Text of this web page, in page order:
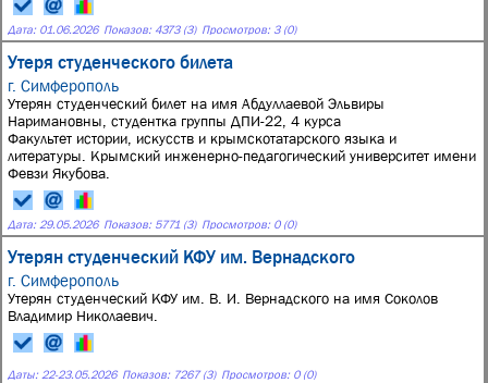
Дата: 01.06.2026 Показов: 4373 (3) Просмотров: 3 (0)
Утеря студенческого билета
г. Симферополь
Утерян студенческий билет на имя Абдуллаевой Эльвиры
Наримановны, студентка группы ДПИ-22, 4 курса
Факультет истории, искусств и крымскотатарского языка и
литературы. Крымский инженерно-педагогический университет имени
Февзи Якубова.
Дата: 29.05.2026 Показов: 5771 (3) Просмотров: 0 (0)
Утерян студенческий КФУ им. Вернадского
г. Симферополь
Утерян студенческий КФУ им. В. И. Вернадского на имя Соколов
Владимир Николаевич.
Даты: 22-23.05.2026 Показов: 7267 (3) Просмотров: 0 (0)